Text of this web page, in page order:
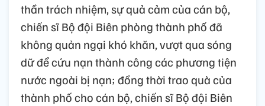
thần trách nhiệm, sự quả cảm của cán bộ,
chiến sĩ Bộ đội Biên phòng thành phố đã
không quản ngại khó khăn, vượt qua sóng
dữ để cứu nạn thành công các phương tiện
nước ngoài bị nạn; đồng thời trao quà của
thành phố cho cán bộ, chiến sĩ Bộ đội Biên